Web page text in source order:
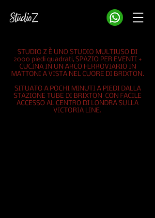
STUDIO Z È UNO STUDIO MULTIUSO DI
2000 piedi quadrati, SPAZIO PER EVENTI +
CUCINA IN UN ARCO FERROVIARIO IN
MATTONI A VISTA NEL CUORE DI BRIXTON.
SITUATO A POCHI MINUTI A PIEDI DALLA
STAZIONE TUBE DI BRIXTON CON FACILE
ACCESSO AL CENTRO DI LONDRA SULLA
VICTORIA LINE.